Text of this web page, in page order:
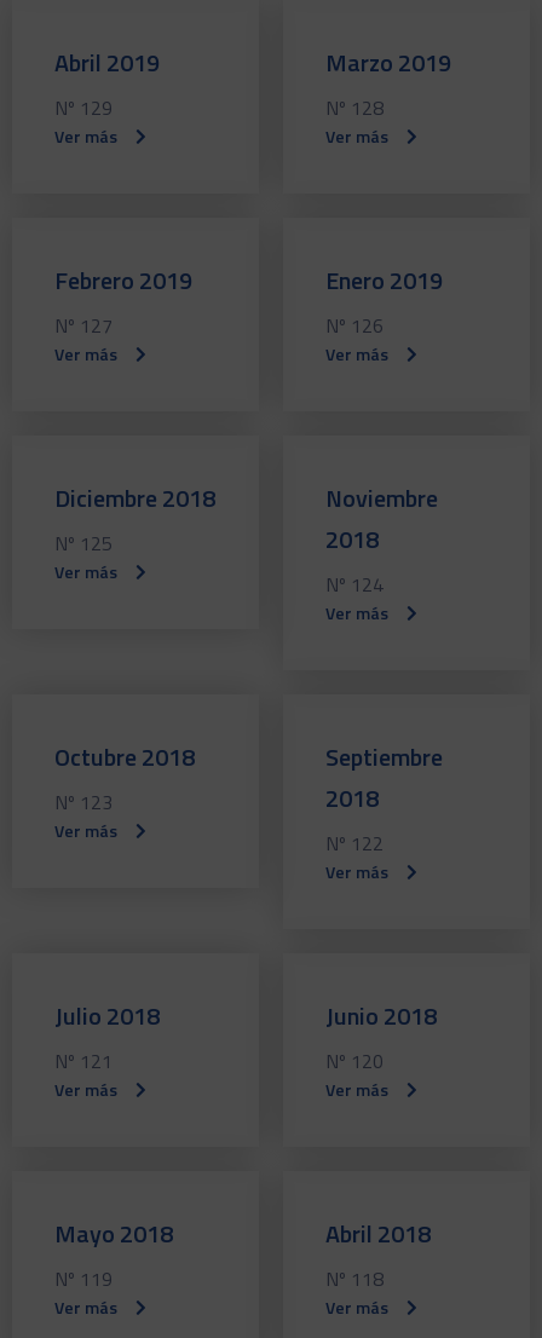
Abril 2019
Nº 129
Ver más
Marzo 2019
Nº 128
Ver más
Febrero 2019
Nº 127
Ver más
Enero 2019
Nº 126
Ver más
Diciembre 2018
Nº 125
Ver más
Noviembre
2018
Nº 124
Ver más
Octubre 2018
Nº 123
Ver más
Septiembre
2018
Nº 122
Ver más
Julio 2018
Nº 121
Ver más
Junio 2018
Nº 120
Ver más
Mayo 2018
Nº 119
Ver más
Abril 2018
Nº 118
Ver más